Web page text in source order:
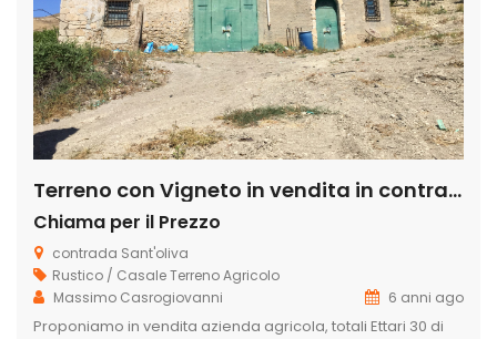
Terreno con Vigneto in vendita in contrada sant’ oliva s.n.c., Licata
Chiama per il Prezzo
contrada Sant'oliva
Rustico / CasaleTerreno Agricolo
Massimo Casrogiovanni
6 anni ago
Proponiamo in vendita azienda agricola, totali Ettari 30 di